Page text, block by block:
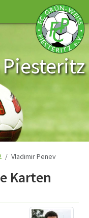
Vladimir Penev
Karten